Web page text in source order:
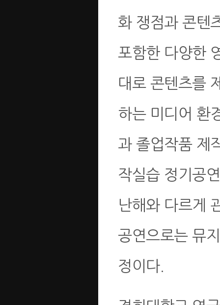
화 쟁점과 콘텐
포함한 다양한
대로 콘텐츠를
하는 미디어 환
과 졸업작품 제
작실습 정기공
난해와 다르게
공연으로는 뮤
정이다.